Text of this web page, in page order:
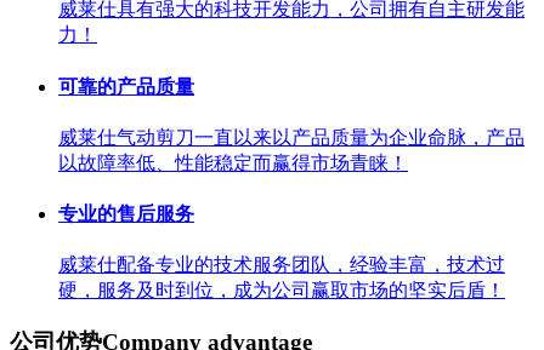
威莱仕具有强大的科技开发能力，公司拥有自主研发能
力！
可靠的产品质量
威莱仕气动剪刀一直以来以产品质量为企业命脉，产品
以故障率低、性能稳定而赢得市场青睐！
专业的售后服务
威莱仕配备专业的技术服务团队，经验丰富，技术过
硬，服务及时到位，成为公司赢取市场的坚实后盾！
公司优势Company advantage